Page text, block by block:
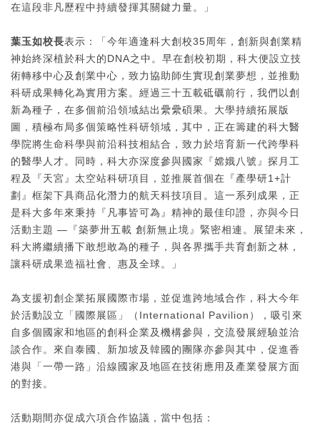
在這段非凡歷程中持續發揮其關鍵力量。」
葉玉如校長表示：「今年適逢科大創校35周年，創新與創業精
神始終深植於科大的DNA之中。早在創校初期，科大便設立技
術轉移中心及創業中心，致力協助師生實現創業夢想，並推動
科研成果轉化為實用方案。經過三十五載砥礪前行，我們以創
新為種子，在多個前沿領域結出纍纍碩果。大學持續拓展版
圖，積極布局多個策略性科研領域，其中，正在籌建的科大醫
學院將生命科學與前沿科技相結合，致力於培育新一代跨學科
的醫學人才。同時，科大亦深度參與國家『嫦娥八號』探月工
程及『天宮』太空站科研項目，並推展首個在『產學研1+計
劃』框架下具商品化潛力的航天科技項目。這一系列成果，正
是科大多年來秉持『凡事皆可為』精神的最佳印證，亦與今日
活動主題 —『築夢卅五載 創新無止境』緊密相連。展望未來，
科大將繼續播下敢想敢為的種子，與各界攜手共育創新之林，
讓科研成果造福社會、惠及全球。」
為支援初創企業拓展國際市場，並促進跨地域合作，科大今年
於活動設立「國際展區」（International Pavilion），吸引來
自多個國家和地區的創科企業及機構參與，交流發展經驗並洽
談合作。來自泰國、新加坡及韓國的團隊亦參與其中，促進香
港與「一帶一路」沿線國家及地區在技術應用及產業發展方面
的對接。
活動期間亦促成六項合作協議，當中包括：